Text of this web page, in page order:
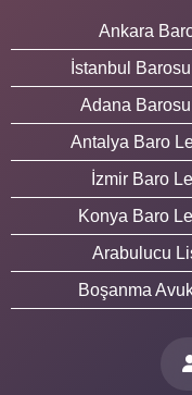
Ankara
İstanbul
Adana
Antalya Baro
İzmir Baro
Konya Baro
Arabulucu
Boşanma